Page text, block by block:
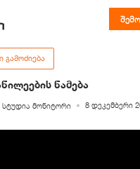
ᲒᲐᲛᲝᲫᲘᲔᲑᲐ
წამება
სტუდია მონიტორი 8 დეკემბერი